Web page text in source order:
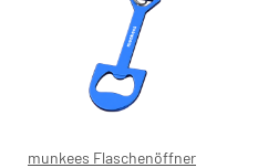
munkees Flaschenöffner